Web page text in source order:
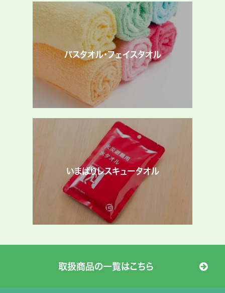
バスタオル・フェイスタオル
いまばりレスキュータオル
取扱商品の一覧はこちら